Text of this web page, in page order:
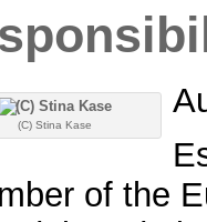
(C) Stina Kase
of the